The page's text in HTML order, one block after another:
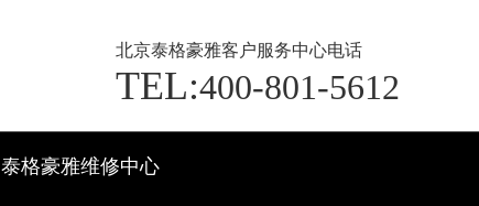
北京泰格豪雅客户服务中心电话
TEL:400-801-5612
泰格豪雅维修中心